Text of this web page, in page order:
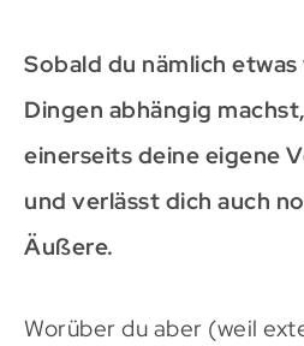
Sobald du nämlich
Dingen abhängig
einerseits deine eigene
und verlässt dich auch
Äußere.
Worüber du aber (weil